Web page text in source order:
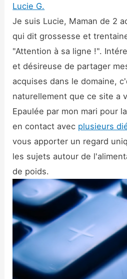
Lucie G.
Je suis Lucie, Maman de 2
qui dit grossesse et
"Attention à sa ligne !".
et désireuse de partager
acquises dans le domaine,
naturellement que ce site a
Epaulée par mon mari pour
en contact avec plusieurs
vous apporter un regard
les sujets autour de
de poids.